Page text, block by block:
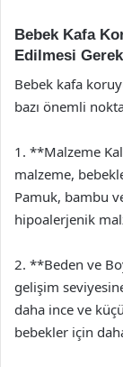
Bebek Kafa
Edilmesi
Bebek kafa
bazı önemli
1. **Malzeme
malzeme,
Pamuk, bambu
hipoalerjenik
2. **Beden ve
gelişim
daha ince ve
bebekler için